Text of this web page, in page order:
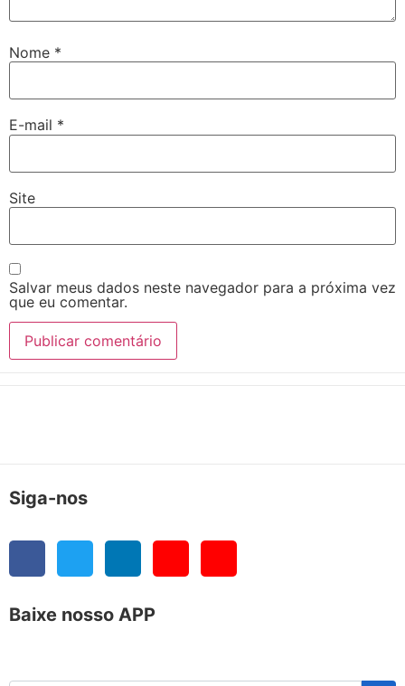
Nome *
E-mail *
Site
Salvar meus dados neste navegador para a próxima vez
que eu comentar.
Siga-nos
Baixe nosso APP